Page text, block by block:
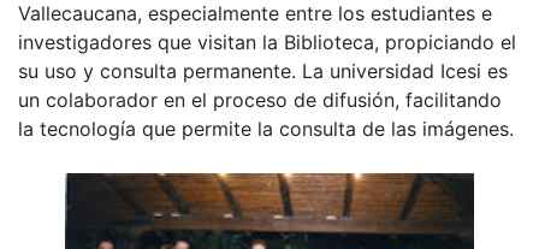
Vallecaucana, especialmente entre los estudiantes e
investigadores que visitan la Biblioteca, propiciando el
su uso y consulta permanente. La universidad Icesi es
un colaborador en el proceso de difusión, facilitando
la tecnología que permite la consulta de las imágenes.